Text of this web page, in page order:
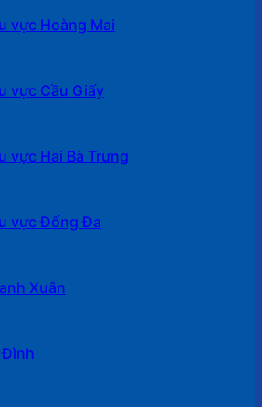
vực Hoàng Mai
vực Cầu Giấy
vực Hai Bà Trưng
vực Đống Đa
Xuân
Đình